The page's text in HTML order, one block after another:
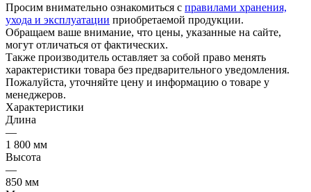
Просим внимательно ознакомиться с правилами хранения,
ухода и эксплуатации приобретаемой продукции.
Обращаем ваше внимание, что цены, указанные на сайте,
могут отличаться от фактических.
Также производитель оставляет за собой право менять
характеристики товара без предварительного уведомления.
Пожалуйста, уточняйте цену и информацию о товаре у
менеджеров.
Характеристики
Длина
—
1 800 мм
Высота
—
850 мм